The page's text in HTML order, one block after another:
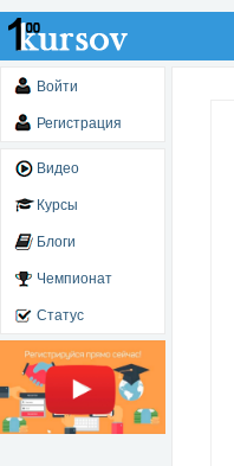
Войти
Регистрация
Видео
Курсы
Блоги
Чемпионат
Статус